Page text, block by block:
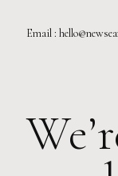
Email :